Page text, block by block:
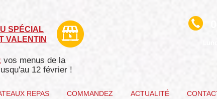
SPÉCIAL
VALENTIN
vos menus de la
usqu'au 12 février !
REPAS COMMANDEZ ACTUALITÉ